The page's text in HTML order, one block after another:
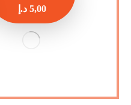
5,00 د.إ